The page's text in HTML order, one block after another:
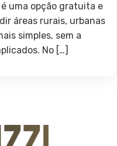
uma opção gratuita e
áreas rurais, urbanas
simples, sem a
No […]